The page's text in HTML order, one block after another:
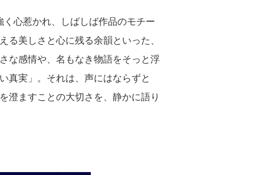
心惹かれ、しばしば作品のモチー
美しさと心に残る余韻といった、
な感情や、名もなき物語をそっと浮
真実」。それは、声にはならずと
澄ますことの大切さを、静かに語り